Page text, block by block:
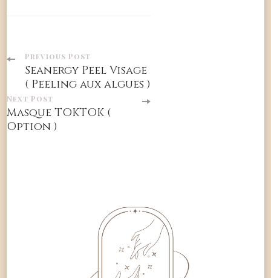
Post
Navigation
Previous Post
Seanergy Peel Visage
( Peeling aux algues )
Next Post
Masque TOKTOK (
Option )